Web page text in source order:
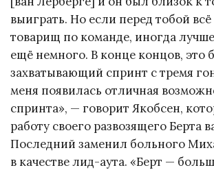
выиграть. Но если перед тобой
товарищ по команде, иногда
ещё немного. В конце концов, это
захватывающий спринт с тремя
меня появилась отличная
спринта», — говорит Якобсен,
работу своего развозящего Берта
Последний заменил больного
в качестве лид-аута. «Берт —